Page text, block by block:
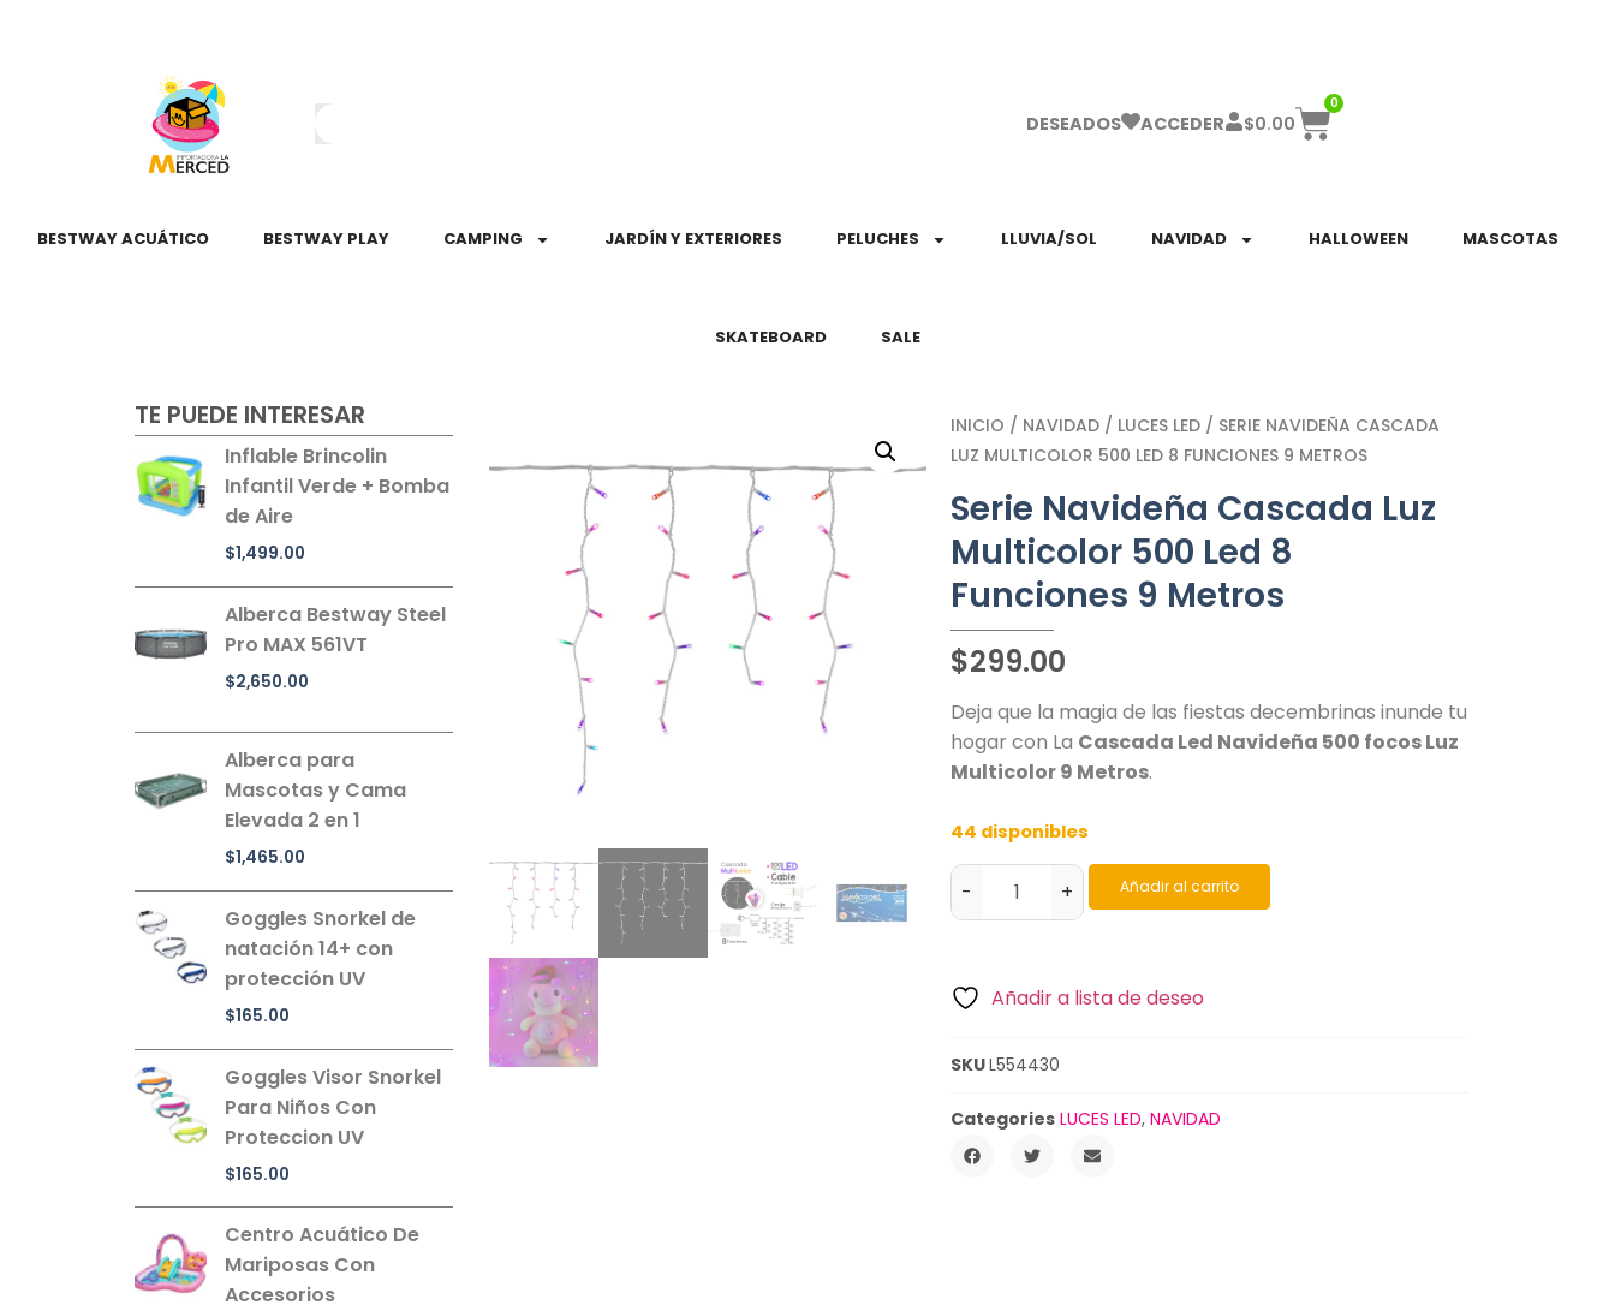
DESEADOS ACCEDER $0.00
0
BESTWAY ACUÁTICO BESTWAY PLAY CAMPING JARDÍN Y EXTERIORES PELUCHES LLUVIA/SOL NAVIDAD HALLOWEEN MASCOTAS
SKATEBOARD SALE
TE PUEDE INTERESAR
Inflable Brincolin
Infantil Verde + Bomba
de Aire
$1,499.00
Alberca Bestway Steel
Pro MAX 561VT
$2,650.00
Alberca para
Mascotas y Cama
Elevada 2 en 1
$1,465.00
Goggles Snorkel de
natación 14+ con
protección UV
$165.00
Goggles Visor Snorkel
Para Niños Con
Proteccion UV
$165.00
Centro Acuático De
Mariposas Con
Accesorios
INICIO / NAVIDAD / LUCES LED / SERIE NAVIDEÑA CASCADA
LUZ MULTICOLOR 500 LED 8 FUNCIONES 9 METROS
Serie Navideña Cascada Luz
Multicolor 500 Led 8
Funciones 9 Metros
$299.00
Deja que la magia de las fiestas decembrinas inunde tu
hogar con La Cascada Led Navideña 500 focos Luz
Multicolor 9 Metros.
44 disponibles
- + Añadir al carrito
Añadir a lista de deseo
SKUL554430
Categories LUCES LED,NAVIDAD